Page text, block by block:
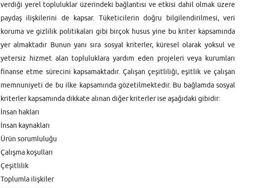
verdiği yerel topluluklar üzerindeki bağlantısı ve etkisi dahil olmak üzere
paydaş ilişkilerini de kapsar. Tüketicilerin doğru bilgilendirilmesi, veri
koruma ve gizlilik politikaları gibi birçok husus yine bu kriter kapsamında
yer almaktadır Bunun yanı sıra sosyal kriterler, küresel olarak yoksul ve
yetersiz hizmet alan topluluklara yardım eden projeleri veya kurumları
finanse etme sürecini kapsamaktadır. Çalışan çeşitliliği, eşitlik ve çalışan
memnuniyeti de bu ilke kapsamında gözetilmektedir. Bu bağlamda sosyal
kriterler kapsamında dikkate alınan diğer kriterler ise aşağıdaki gibidir:
İnsan hakları
İnsan kaynakları
Ürün sorumluluğu
Çalışma koşulları
Çeşitlilik
Toplumla ilişkiler